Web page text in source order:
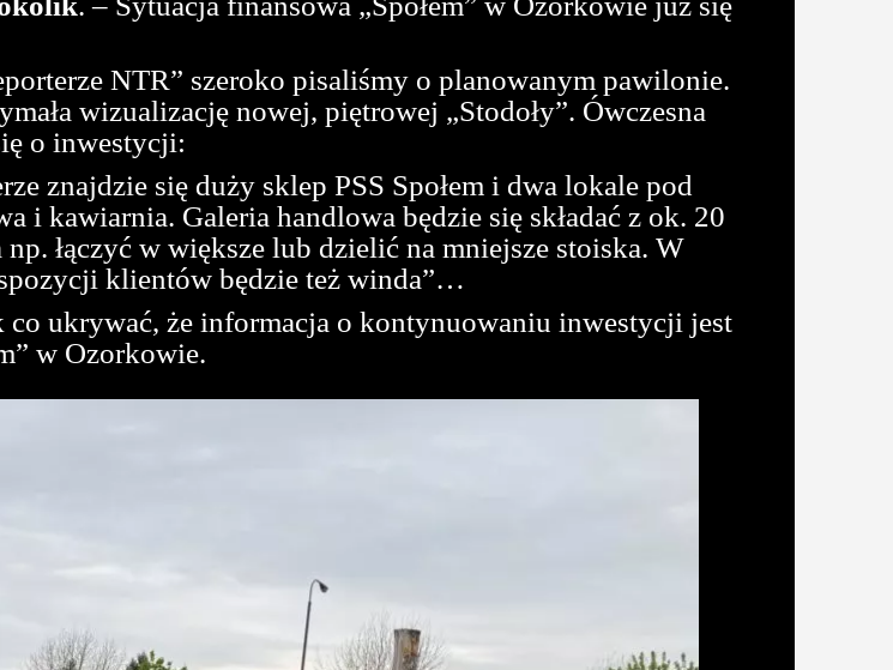
NTR” szeroko pisaliśmy o planowanym pawilonie.
wizualizację nowej, piętrowej „Stodoły”. Ówczesna
o inwestycji:
znajdzie się duży sklep PSS Społem i dwa lokale pod
i kawiarnia. Galeria handlowa będzie się składać z ok. 20
łączyć w większe lub dzielić na mniejsze stoiska. W
klientów będzie też winda”…
ukrywać, że informacja o kontynuowaniu inwestycji jest
w Ozorkowie.